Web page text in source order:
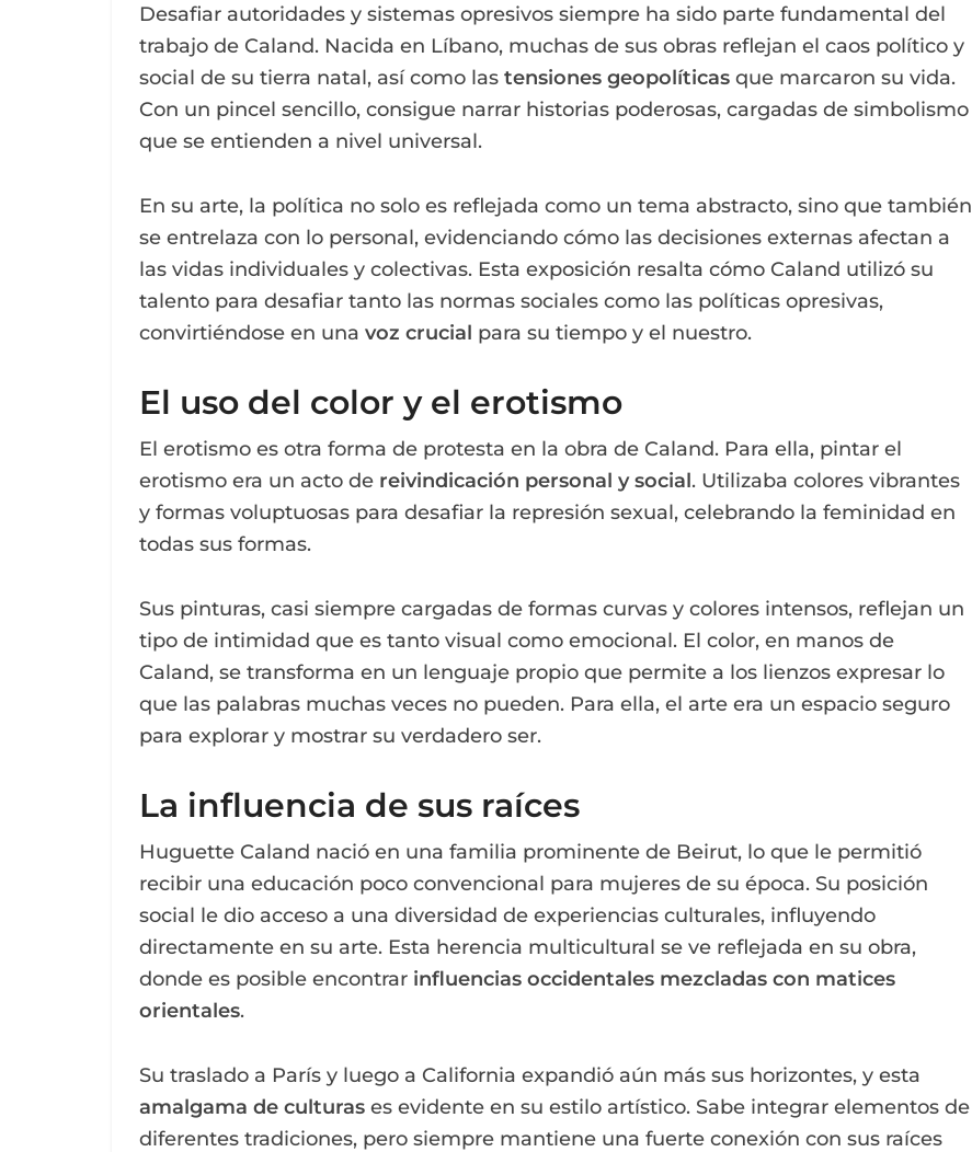
Desafiar autoridades y sistemas opresivos siempre ha sido parte fundamental del
trabajo de Caland. Nacida en Líbano, muchas de sus obras reflejan el caos político y
social de su tierra natal, así como las tensiones geopolíticas que marcaron su vida.
Con un pincel sencillo, consigue narrar historias poderosas, cargadas de simbolismo
que se entienden a nivel universal.
En su arte, la política no solo es reflejada como un tema abstracto, sino que también
se entrelaza con lo personal, evidenciando cómo las decisiones externas afectan a
las vidas individuales y colectivas. Esta exposición resalta cómo Caland utilizó su
talento para desafiar tanto las normas sociales como las políticas opresivas,
convirtiéndose en una voz crucial para su tiempo y el nuestro.
El uso del color y el erotismo
El erotismo es otra forma de protesta en la obra de Caland. Para ella, pintar el
erotismo era un acto de reivindicación personal y social. Utilizaba colores vibrantes
y formas voluptuosas para desafiar la represión sexual, celebrando la feminidad en
todas sus formas.
Sus pinturas, casi siempre cargadas de formas curvas y colores intensos, reflejan un
tipo de intimidad que es tanto visual como emocional. El color, en manos de
Caland, se transforma en un lenguaje propio que permite a los lienzos expresar lo
que las palabras muchas veces no pueden. Para ella, el arte era un espacio seguro
para explorar y mostrar su verdadero ser.
La influencia de sus raíces
Huguette Caland nació en una familia prominente de Beirut, lo que le permitió
recibir una educación poco convencional para mujeres de su época. Su posición
social le dio acceso a una diversidad de experiencias culturales, influyendo
directamente en su arte. Esta herencia multicultural se ve reflejada en su obra,
donde es posible encontrar influencias occidentales mezcladas con matices
orientales.
Su traslado a París y luego a California expandió aún más sus horizontes, y esta
amalgama de culturas es evidente en su estilo artístico. Sabe integrar elementos de
diferentes tradiciones, pero siempre mantiene una fuerte conexión con sus raíces